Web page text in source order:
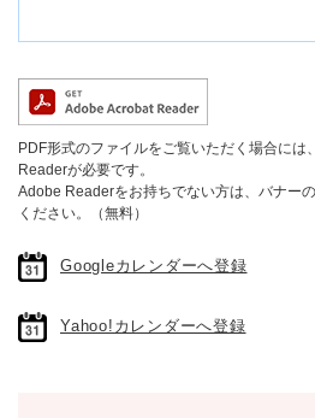
PDF形式のファイルをご覧いただく場合に
Readerが必要です。
Adobe Readerをお持ちでない方は、バナー
ください。（無料）
Googleカレンダーへ登録
Yahoo!カレンダーへ登録